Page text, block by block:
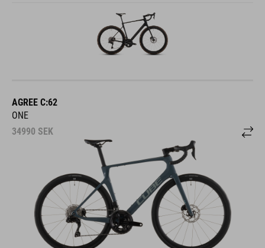
AGREE C:62
ONE
34990 SEK